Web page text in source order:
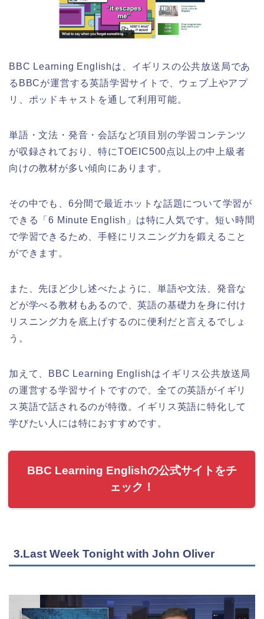
BBC Learning Englishは、イギリスの公共放送局であ
るBBCが運営する英語学習サイトで、ウェブ上やアプ
リ、ポッドキャストを通して利用可能。
単語・文法・発音・会話など項目別の学習コンテンツ
が収録されており、特にTOEIC500点以上の中上級者
向けの教材が多い傾向にあります。
その中でも、6分間で最近ホットな話題について学習が
できる「6 Minute English」は特に人気です。短い時間
で学習できるため、手軽にリスニング力を鍛えること
ができます。
また、先ほど少し述べたように、単語や文法、発音な
どが学べる教材もあるので、英語の基礎力を身に付け
リスニング力を底上げするのに便利だと言えるでしょ
う。
加えて、BBC Learning Englishはイギリス公共放送局
の運営する学習サイトですので、全ての英語がイギリ
ス英語で話されるのが特徴。イギリス英語に特化して
学びたい人には特におすすめです。
BBC Learning Englishの公式サイトをチ
ェック！
3.Last Week Tonight with John Oliver